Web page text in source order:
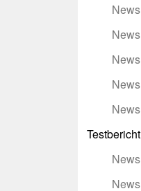
News
News
News
News
News
Testbericht
News
News